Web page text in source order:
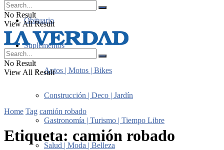
Obituario
Suplementos
Autos | Motos | Bikes
Construcción | Deco | Jardín
Gastronomía | Turismo | Tiempo Libre
Salud | Moda | Belleza
No Result
View All Result
No Result
View All Result
Home Tag camión robado
Etiqueta: camión robado